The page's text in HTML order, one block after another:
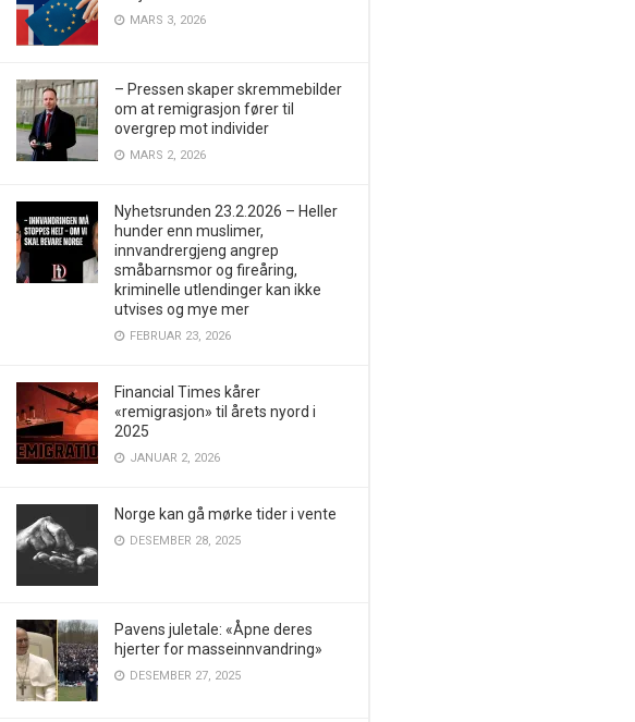
MARS 3, 2026
– Pressen skaper skremmebilder
om at remigrasjon fører til
overgrep mot individer
MARS 2, 2026
Nyhetsrunden 23.2.2026 – Heller
hunder enn muslimer,
innvandrergjeng angrep
småbarnsmor og fireåring,
kriminelle utlendinger kan ikke
utvises og mye mer
FEBRUAR 23, 2026
Financial Times kårer
«remigrasjon» til årets nyord i
2025
JANUAR 2, 2026
Norge kan gå mørke tider i vente
DESEMBER 28, 2025
Pavens juletale: «Åpne deres
hjerter for masseinnvandring»
DESEMBER 27, 2025